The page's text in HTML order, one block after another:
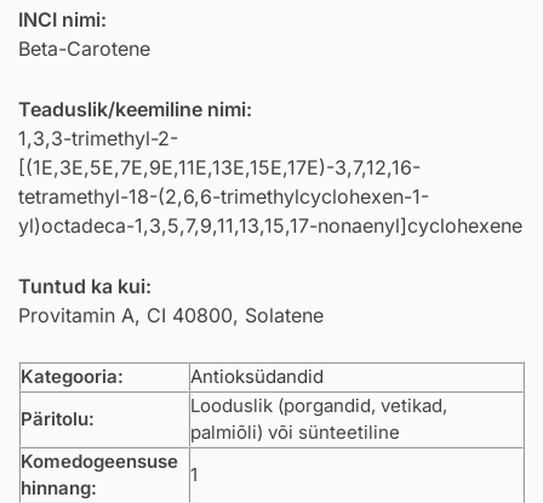
INCI nimi:
Beta-Carotene
Teaduslik/keemiline nimi:
1,3,3-trimethyl-2-
[(1E,3E,5E,7E,9E,11E,13E,15E,17E)-3,7,12,16-
tetramethyl-18-(2,6,6-trimethylcyclohexen-1-
yl)octadeca-1,3,5,7,9,11,13,15,17-nonaenyl]cyclohexene
Tuntud ka kui:
Provitamin A, CI 40800, Solatene
Kategooria:
Antioksüdandid
Päritolu:
Looduslik (porgandid, vetikad,
palmiõli) või sünteetiline
Komedogeensuse
hinnang:
1